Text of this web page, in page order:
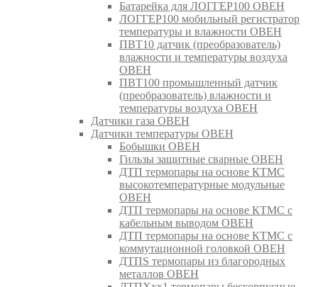
Батарейка для ЛОГГЕР100 ОВЕН
ЛОГГЕР100 мобильный регистратор
температуры и влажности ОВЕН
ПВТ10 датчик (преобразователь)
влажности и температуры воздуха
ОВЕН
ПВТ100 промышленный датчик
(преобразователь) влажности и
температуры воздуха ОВЕН
Датчики газа ОВЕН
Датчики температуры ОВЕН
Бобышки ОВЕН
Гильзы защитные сварные ОВЕН
ДТП термопары на основе КТМС
высокотемпературные модульные
ОВЕН
ДТП термопары на основе КТМС с
кабельным выводом ОВЕН
ДТП термопары на основе КТМС с
коммутационной головкой ОВЕН
ДТПS термопары из благородных
металлов ОВЕН